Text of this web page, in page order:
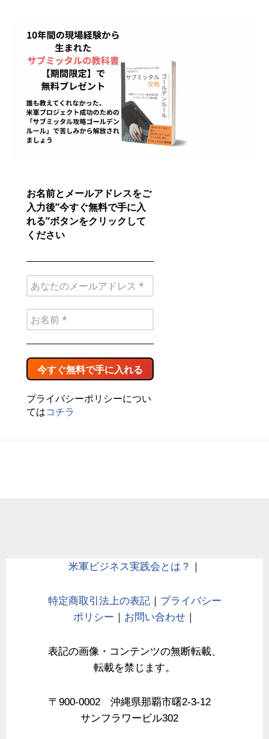
お名前とメールアドレスをご
入力後”今すぐ無料で手に入
れる”ボタンをクリックして
ください
プライバシーポリシーについ
てはコチラ
米軍ビジネス実践会とは？ ｜
特定商取引法上の表記｜ プライバシー
ポリシー ｜ お問い合わせ ｜
表記の画像・コンテンツの無断転載、
転載を禁じます。
〒900-0002 沖縄県那覇市曙2-3-12
サンフラワービル302